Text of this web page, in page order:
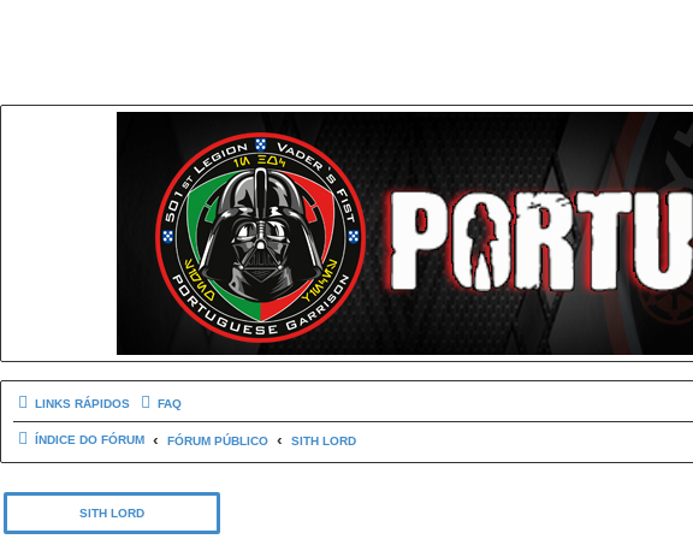
LINKS RÁPIDOS FAQ
ÍNDICE DO FÓRUM FÓRUM PÚBLICO SITH LORD
SITH LORD